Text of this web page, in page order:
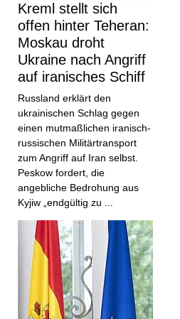
Kreml stellt sich
offen hinter Teheran:
Moskau droht
Ukraine nach Angriff
auf iranisches Schiff
Russland erklärt den
ukrainischen Schlag gegen
einen mutmaßlichen iranisch-
russischen Militärtransport
zum Angriff auf Iran selbst.
Peskow fordert, die
angebliche Bedrohung aus
Kyjiw „endgültig zu ...